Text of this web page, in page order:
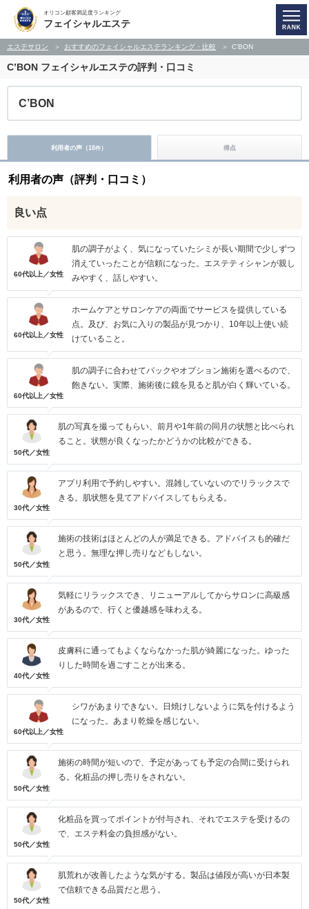
オリコン顧客満足度ランキング
フェイシャルエステ
エステサロン おすすめのフェイシャルエステランキング・比較 C’BON
C’BON フェイシャルエステの評判・口コミ
C’BON
利用者の声（18件） 得点
利用者の声（評判・口コミ）
良い点
60代以上／女性
肌の調子がよく、気になっていたシミが長い期間で少しずつ
消えていったことが信頼になった。エステティシャンが親し
みやすく、話しやすい。
60代以上／女性
ホームケアとサロンケアの両面でサービスを提供している
点。及び、お気に入りの製品が見つかり、10年以上使い続
けていること。
60代以上／女性
肌の調子に合わせてパックやオプション施術を選べるので、
飽きない。実際、施術後に鏡を見ると肌が白く輝いている。
50代／女性
肌の写真を撮ってもらい、前月や1年前の同月の状態と比べられ
ること。状態が良くなったかどうかの比較ができる。
30代／女性
アプリ利用で予約しやすい。混雑していないのでリラックスで
きる。肌状態を見てアドバイスしてもらえる。
50代／女性
施術の技術はほとんどの人が満足できる。アドバイスも的確だ
と思う。無理な押し売りなどもしない。
30代／女性
気軽にリラックスでき、リニューアルしてからサロンに高級感
があるので、行くと優越感を味わえる。
40代／女性
皮膚科に通ってもよくならなかった肌が綺麗になった。ゆった
りした時間を過ごすことが出来る。
60代以上／女性
シワがあまりできない。日焼けしないように気を付けるよう
になった。あまり乾燥を感じない。
50代／女性
施術の時間が短いので、予定があっても予定の合間に受けられ
る。化粧品の押し売りをされない。
50代／女性
化粧品を買ってポイントが付与され、それでエステを受けるの
で、エステ料金の負担感がない。
50代／女性
肌荒れが改善したような気がする。製品は値段が高いが日本製
で信頼できる品質だと思う。